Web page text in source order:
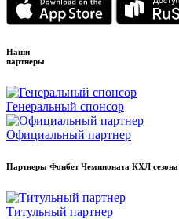
Наши
партнеры
Генеральный спонсор
Официальный партнер
Партнеры Фонбет Чемпионата КХЛ сезона
Титульный партнер